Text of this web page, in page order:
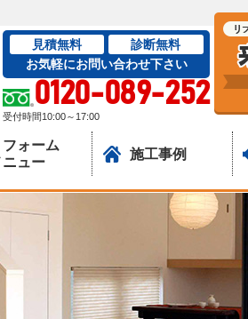
見積無料
診断無料
お気軽にお問い合わせ下さい
0120-089-252
受付時間10:00～17:00
フォーム
ニュー
施工事例